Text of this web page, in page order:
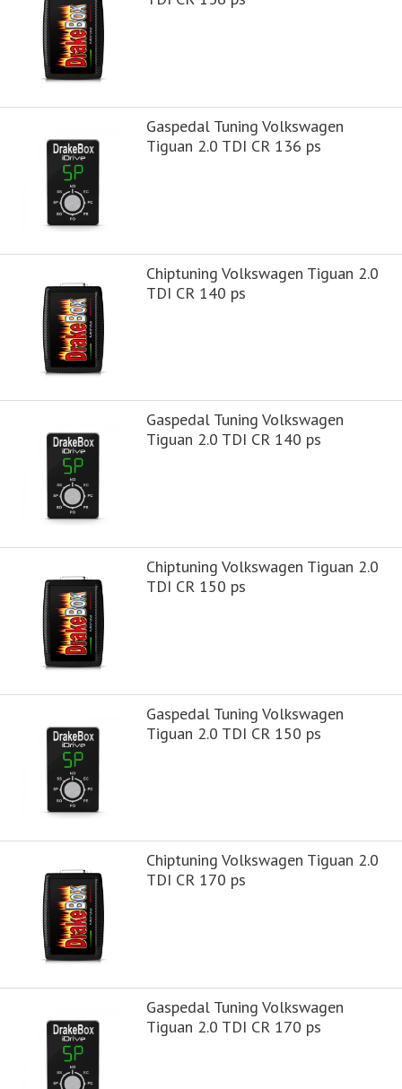
Gaspedal Tuning Volkswagen
Tiguan 2.0 TDI CR 136 ps
Chiptuning Volkswagen Tiguan 2.0
TDI CR 140 ps
Gaspedal Tuning Volkswagen
Tiguan 2.0 TDI CR 140 ps
Chiptuning Volkswagen Tiguan 2.0
TDI CR 150 ps
Gaspedal Tuning Volkswagen
Tiguan 2.0 TDI CR 150 ps
Chiptuning Volkswagen Tiguan 2.0
TDI CR 170 ps
Gaspedal Tuning Volkswagen
Tiguan 2.0 TDI CR 170 ps